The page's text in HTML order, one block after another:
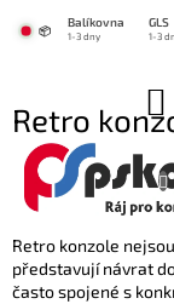
📦
Balíkovna GLS
1-3 dny 1-3
Retro
sbírat
7.1.2024
Retro konzole
představují návrat
často spojené s